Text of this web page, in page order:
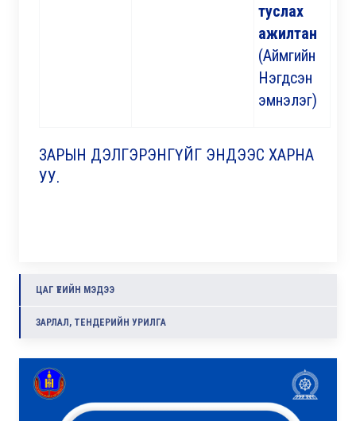
туслах
ажилтан
(Аймгийн
Нэгдсэн
эмнэлэг)
ЗАРЫН ДЭЛГЭРЭНГҮЙГ ЭНДЭЭС ХАРНА
УУ.
ЦАГ ҮЕИЙН МЭДЭЭ
ЗАРЛАЛ, ТЕНДЕРИЙН УРИЛГА